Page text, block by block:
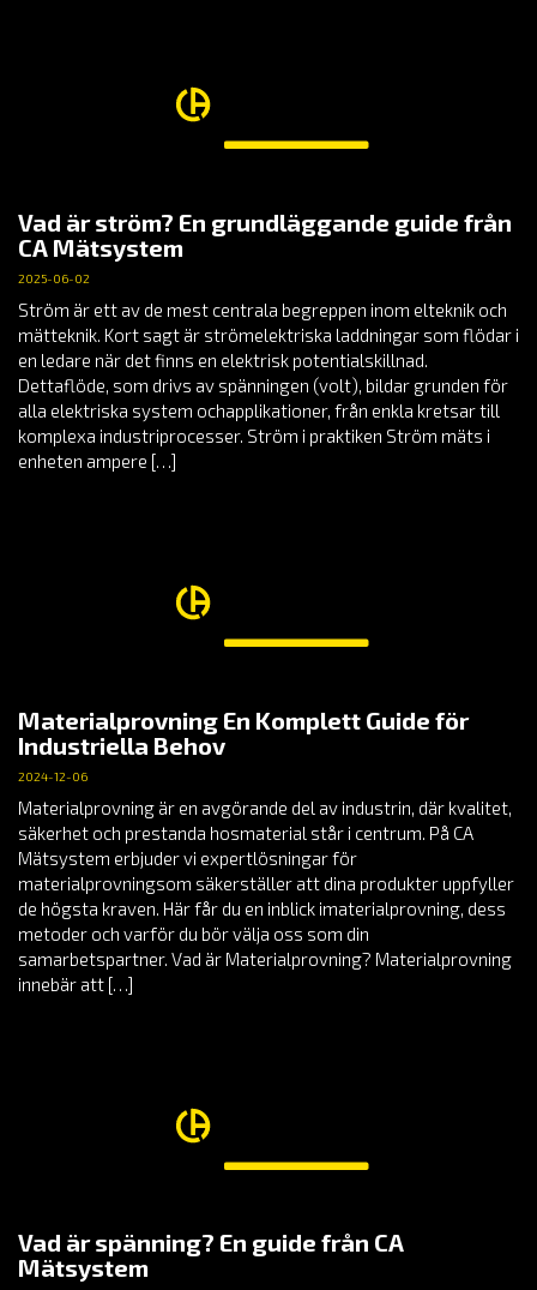
Vad är ström? En grundläggande guide från
CA Mätsystem
2025-06-02
Ström är ett av de mest centrala begreppen inom elteknik och
mätteknik. Kort sagt är strömelektriska laddningar som flödar i
en ledare när det finns en elektrisk potentialskillnad.
Dettaflöde, som drivs av spänningen (volt), bildar grunden för
alla elektriska system ochapplikationer, från enkla kretsar till
komplexa industriprocesser. Ström i praktiken Ström mäts i
enheten ampere […]
Materialprovning En Komplett Guide för
Industriella Behov
2024-12-06
Materialprovning är en avgörande del av industrin, där kvalitet,
säkerhet och prestanda hosmaterial står i centrum. På CA
Mätsystem erbjuder vi expertlösningar för
materialprovningsom säkerställer att dina produkter uppfyller
de högsta kraven. Här får du en inblick imaterialprovning, dess
metoder och varför du bör välja oss som din
samarbetspartner. Vad är Materialprovning? Materialprovning
innebär att […]
Vad är spänning? En guide från CA
Mätsystem